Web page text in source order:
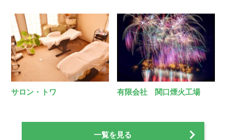
サロン・トワ 有限会社 関口煙火工場
一覧を見る